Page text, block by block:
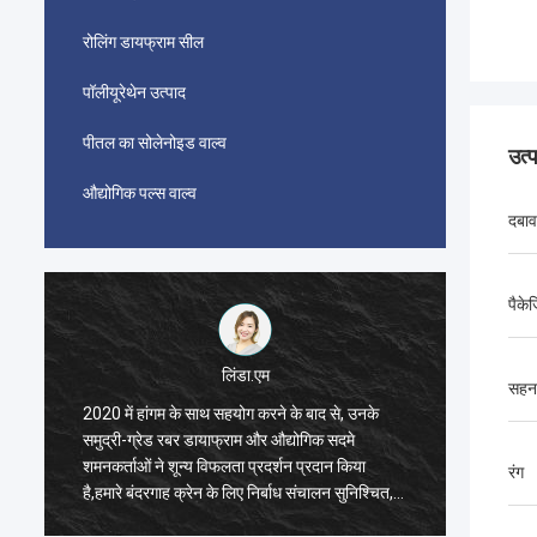
रोलिंग डायफ्राम सील
पॉलीयूरेथेन उत्पाद
पीतल का सोलेनोइड वाल्व
औद्योगिक पल्स वाल्व
लिंडा.एम
2020 में हांगम के साथ सहयोग करने के बाद से, उनके
समुद्री-ग्रेड रबर डायाफ्राम और औद्योगिक सदमे
शमनकर्ताओं ने शून्य विफलता प्रदर्शन प्रदान किया
है,हमारे बंदरगाह क्रेन के लिए निर्बाध संचालन सुनिश्चित,
ड्रेगर प्रणोदन प्रणाली, और एलएनजी वाहक उपकरण।
रंग